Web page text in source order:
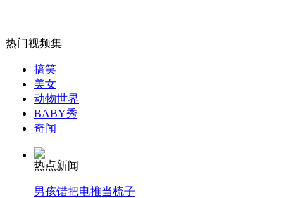
无痛分娩是否安全 医生回应
外交部：反对强权政治霸凌主义
热门视频集
搞笑
美女
动物世界
BABY秀
奇闻
热点新闻
男孩错把电推当梳子